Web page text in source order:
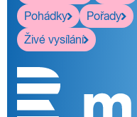
Pohádky
Pořady
Živé vysílání